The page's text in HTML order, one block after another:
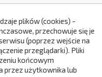
plików (cookies) -
przechowuje się je
(poprzez wejście na
przeglądarki). Pliki
końcowym
przez użytkownika lub